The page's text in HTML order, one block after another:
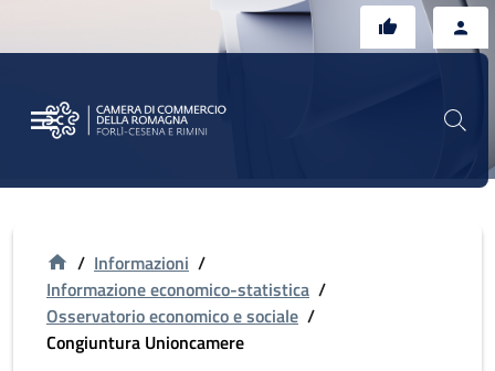
/ Informazioni /
Informazione economico-statistica /
Osservatorio economico e sociale /
Congiuntura Unioncamere